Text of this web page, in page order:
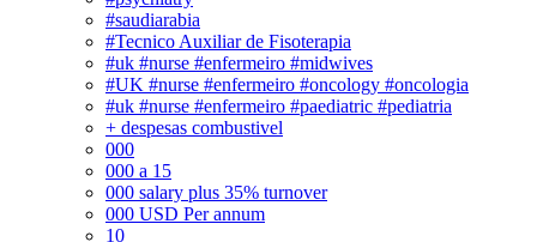
#saudiarabia
#Tecnico Auxiliar de Fisoterapia
#uk #nurse #enfermeiro #midwives
#UK #nurse #enfermeiro #oncology #oncologia
#uk #nurse #enfermeiro #paediatric #pediatria
+ despesas combustivel
000
000 a 15
000 salary plus 35% turnover
000 USD Per annum
10